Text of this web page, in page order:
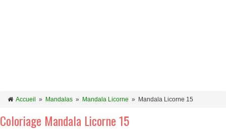
Accueil » Mandalas » Mandala Licorne » Mandala Licorne 15
Coloriage Mandala Licorne 15